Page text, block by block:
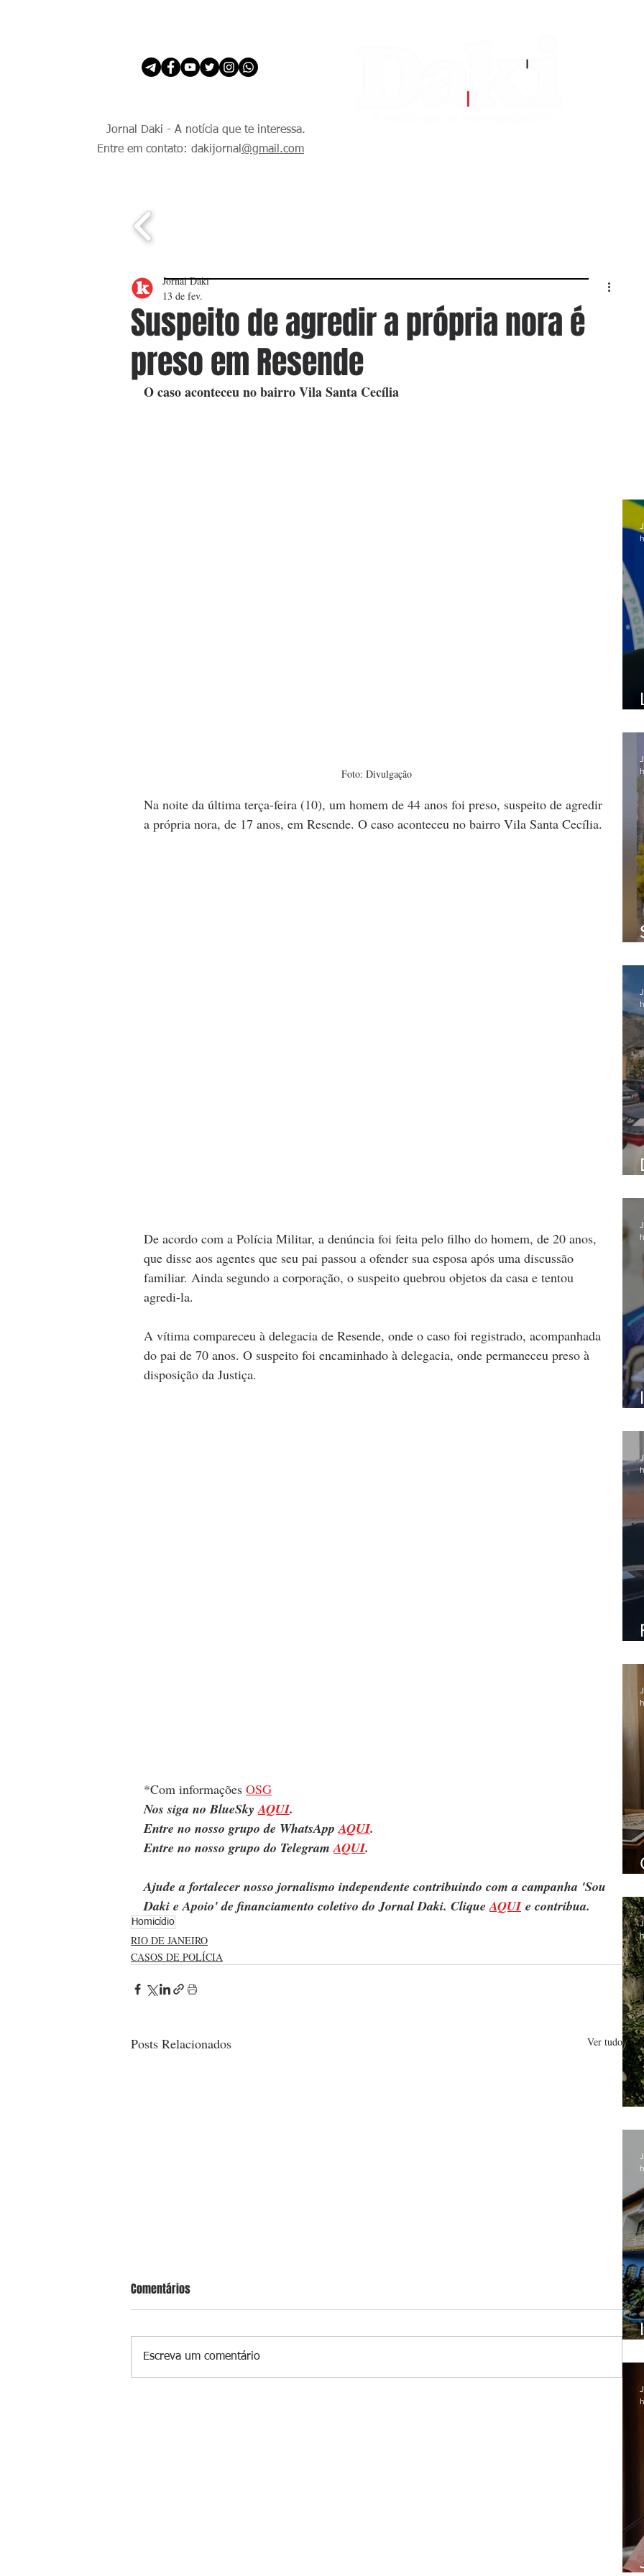
Jornal Daki - A notícia que te interessa.
Entre em contato: dakijornal @gmail.com
Suspeito de agredir a própria nora é
preso em Resende
Jornal Daki
13 de fev.
O caso aconteceu no bairro Vila Santa Cecília
Foto: Divulgação
Na noite da última terça-feira (10), um homem de 44 anos foi preso, suspeito de agredir
a própria nora, de 17 anos, em Resende. O caso aconteceu no bairro Vila Santa Cecília.
De acordo com a Polícia Militar, a denúncia foi feita pelo filho do homem, de 20 anos,
que disse aos agentes que seu pai passou a ofender sua esposa após uma discussão
familiar. Ainda segundo a corporação, o suspeito quebrou objetos da casa e tentou
agredi-la.
A vítima compareceu à delegacia de Resende, onde o caso foi registrado, acompanhada
do pai de 70 anos. O suspeito foi encaminhado à delegacia, onde permaneceu preso à
disposição da Justiça.
*Com informações OSG
Nos siga no BlueSky AQUI.
Entre no nosso grupo de WhatsApp AQUI.
Entre no nosso grupo do Telegram AQUI.
Ajude a fortalecer nosso jornalismo independente contribuindo com a campanha 'Sou
Daki e Apoio' de financiamento coletivo do Jornal Daki. Clique AQUI e contribua.
Homicídio
RIO DE JANEIRO
CASOS DE POLÍCIA
Posts Relacionados Ver tudo
Comentários
Escreva um comentário